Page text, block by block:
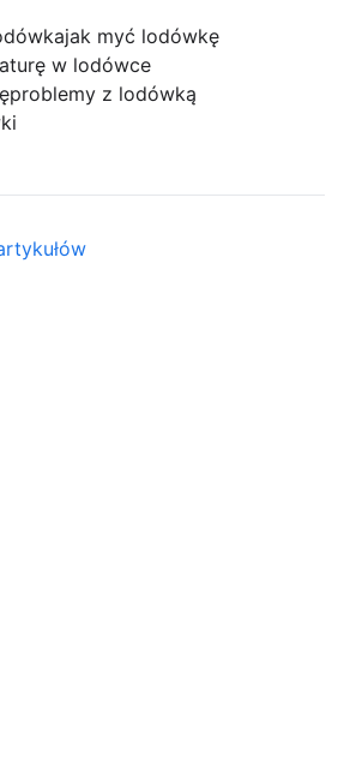
jak myć lodówkę
w lodówce
problemy z lodówką